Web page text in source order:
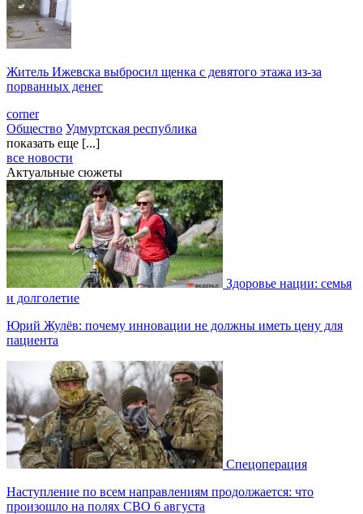
Житель Ижевска выбросил щенка с девятого этажа из-за
порванных денег
corner
Общество Удмуртская республика
показать еще [...]
все новости
Актуальные сюжеты
Здоровье нации: семья
и долголетие
Юрий Жулёв: почему инновации не должны иметь цену для
пациента
Спецоперация
Наступление по всем направлениям продолжается: что
произошло на полях СВО 6 августа